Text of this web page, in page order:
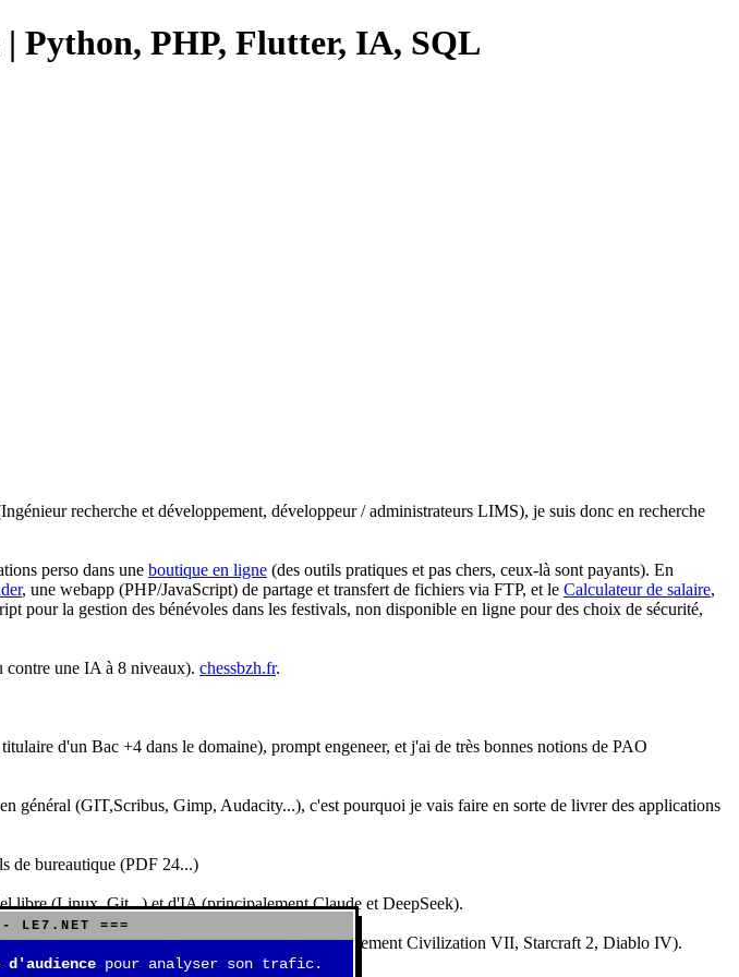
Python, PHP, Flutter, IA, SQL
recherche et développement, développeur / administrateurs LIMS), je suis donc en recherche
perso dans une boutique en ligne (des outils pratiques et pas chers, ceux-là sont payants). En
, une webapp (PHP/JavaScript) de partage et transfert de fichiers via FTP, et le Calculateur de salaire,
pour la gestion des bénévoles dans les festivals, non disponible en ligne pour des choix de sécurité,
contre une IA à 8 niveaux). chessbzh.fr.
d'un Bac +4 dans le domaine), prompt engeneer, et j'ai de très bonnes notions de PAO
général (GIT,Scribus, Gimp, Audacity...), c'est pourquoi je vais faire en sorte de livrer des applications
de bureautique (PDF 24...)
libre (Linux, Git...) et d'IA (principalement Claude et DeepSeek).
Go, Quarto, Tock...) et aux jeux vidéos (essentiellement Civilization VII, Starcraft 2, Diablo IV).
- LE7.NET ===
d'audience pour analyser son trafic.